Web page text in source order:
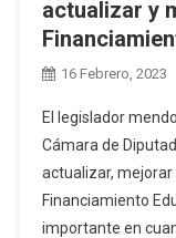
actualizar y
16 Febrero, 2023
El legislador
Cámara de
actualizar, mejorar
Financiamiento
importante en